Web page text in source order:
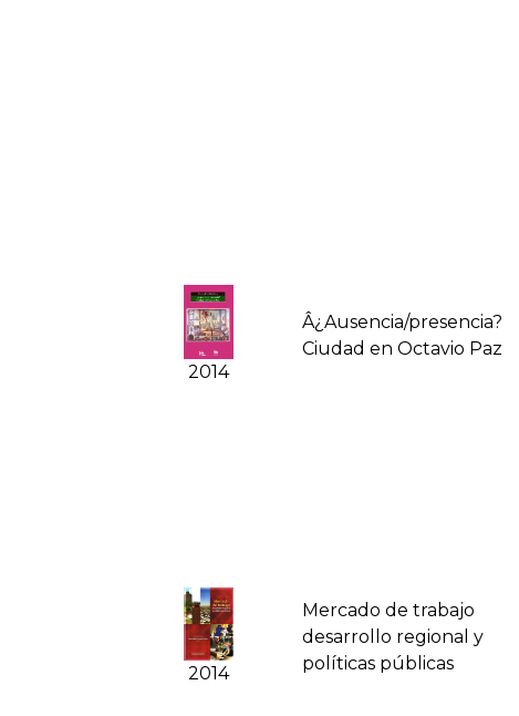
2014
Â¿Ausencia/presencia?
Ciudad en Octavio Paz
2014
Mercado de trabajo
desarrollo regional y
polí­ticas públicas